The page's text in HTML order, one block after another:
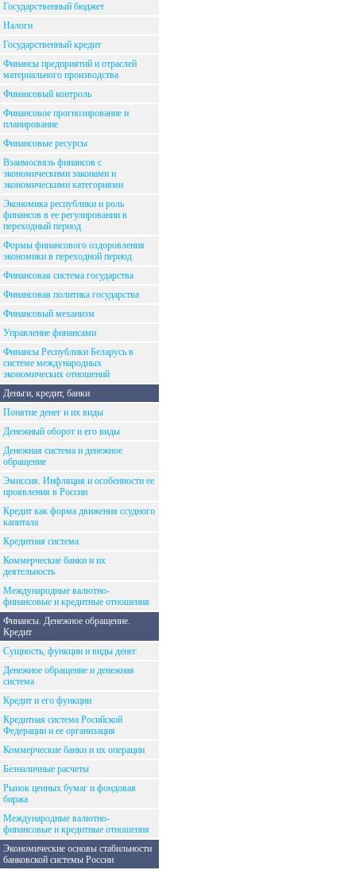
Государственный бюджет
Налоги
Государственный кредит
Финансы предприятий и отраслей
материального производства
Финансовый контроль
Финансовое прогнозирование и
планирование
Финансовые ресурсы
Взаимосвязь финансов с
экономическими законами и
экономическими категориями
Экономика республики и роль
финансов в ее регулировании в
переходный период
Формы финансового оздоровления
экономики в переходной период
Финансовая система государства
Финансовая политика государства
Финансовый механизм
Управление финансами
Финансы Республики Беларусь в
системе международных
экономических отношений
Деньги, кредит, банки
Понятие денег и их виды
Денежный оборот и его виды
Денежная система и денежное
обращение
Эмиссия. Инфляция и особенности ее
проявления в России
Кредит как форма движения ссудного
капитала
Кредитная система
Коммерческие банки и их
деятельность
Международные валютно-
финансовые и кредитные отношения
Финансы. Денежное обращение.
Кредит
Сущность, функции и виды денег
Денежное обращение и денежная
система
Кредит и его функции
Кредитная система Росийской
Федерации и ее организация
Коммерческие банки и их операции
Безналичные расчеты
Рынок ценных бумаг и фондовая
биржа
Международные валютно-
финансовые и кредитные отношения
Экономические основы стабильности
банковской системы России